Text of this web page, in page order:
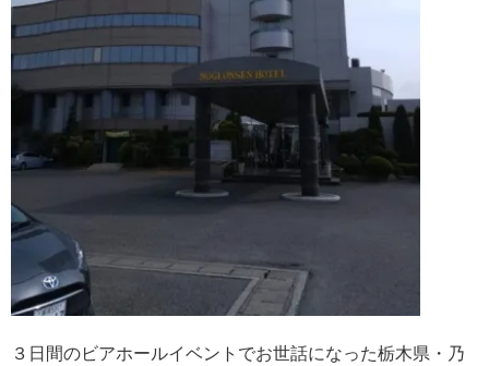
３日間のビアホールイベントでお世話になった栃木県・乃